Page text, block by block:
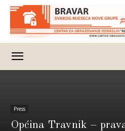
Press
Općina Travnik –